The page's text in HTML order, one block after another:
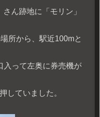
ん跡地に「モリン」
所から、駅近100mと
入って左奥に券売機が
していました。